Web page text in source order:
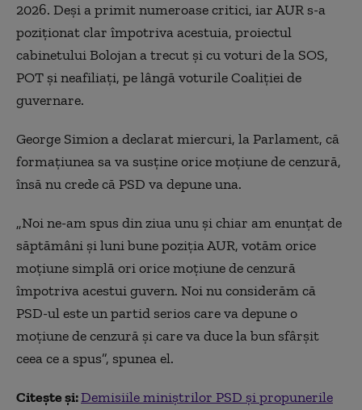
2026. Deși a primit numeroase critici, iar AUR s-a
poziționat clar împotriva acestuia, proiectul
cabinetului Bolojan a trecut și cu voturi de la SOS,
POT și neafiliați, pe lângă voturile Coaliției de
guvernare.
George Simion a declarat miercuri, la Parlament, că
formațiunea sa va susține orice moțiune de cenzură,
însă nu crede că PSD va depune una.
„Noi ne-am spus din ziua unu și chiar am enunțat de
săptămâni și luni bune poziția AUR, votăm orice
moțiune simplă ori orice moțiune de cenzură
împotriva acestui guvern. Noi nu considerăm că
PSD-ul este un partid serios care va depune o
moțiune de cenzură și care va duce la bun sfârșit
ceea ce a spus”, spunea el.
Citește și:Demisiile miniștrilor PSD și propunerile